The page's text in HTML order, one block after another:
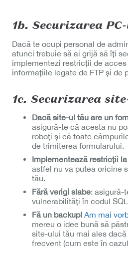
1b. Securizarea
Dacă te ocupi personal de
atunci trebuie să ai grijă să îți
implementezi restricții de
informațiile legate de FTP și de
1c. Securizarea
Dacă site-ul tău are un
asigură-te că acesta nu
roboți și că toate
de trimiterea formularului.
Implementează restricții
astfel nu va putea oricine
tău.
Fără verigi slabe: asigură-
vulnerabilități în codul
Fă un backup! Am mai
mereu o idee bună să
site-ului tău mai ales
frecvent (cum este în